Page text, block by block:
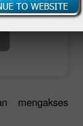
mengakses